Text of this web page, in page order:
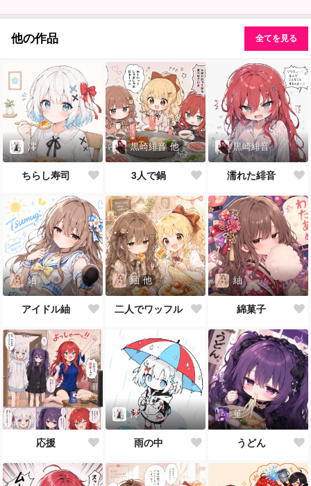
他の作品 全てを見る
澪
ちらし寿司
黒崎緋音 他
3人で鍋
黒崎緋音
濡れた緋音
紬
アイドル紬
紬 他
二人でワッフル
紬
綿菓子
応援
澪
雨の中
菫
うどん